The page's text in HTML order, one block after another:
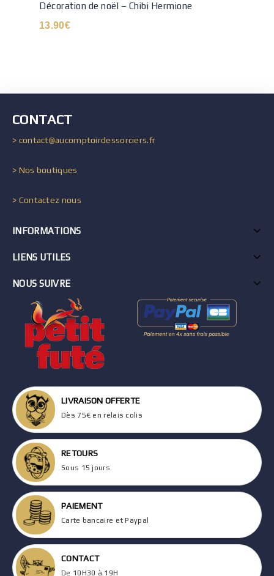
Décoration de noël – Chibi Hermione
13.90€
CONTACT
> contact@aucomptoirdessorciers.fr
> Nos boutiques
> Contactez nous
INFORMATIONS
LIENS UTILES
NOUS SUIVRE
LIVRAISON OFFERTE
Dès 75€ en relais colis
RETOURS
Sous 15 jours
PAIEMENT
Carte bancaire et Paypal
CONTACT
De 10H30 à 19H